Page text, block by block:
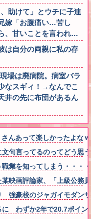
助けて」とウチに子連
嫁「お腹痛い…苦し
、甘いことを言われ…
は自分の両親に私の存
場は廃病院。病室バラ
なスギィ！→なんでこ
井の先に布団があるん
んあって楽しかったよな
句言ってるのってどう思
業を知ってしまう・・・
某映画評論家、「上級公
強豪校のジャガイモダン
に わずか2年で20.7ポイ